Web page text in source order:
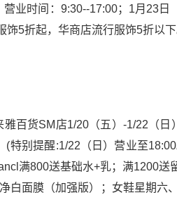
业时间：9:30--17:00；1月23日
饰5折起，华商店流行服饰5折以下
雅百货SM店1/20（五）-1/22（
(特别提醒:1/22（日）营业至
满800送基础水+乳；满1200
白面膜（加强版）；女鞋星期六